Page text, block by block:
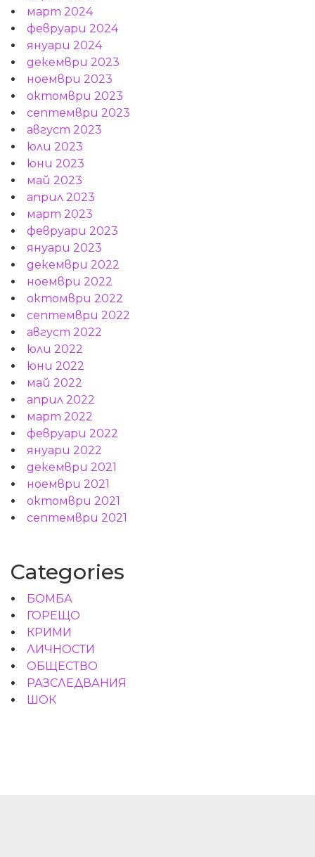
март 2024
февруари 2024
януари 2024
декември 2023
ноември 2023
октомври 2023
септември 2023
август 2023
юли 2023
юни 2023
май 2023
април 2023
март 2023
февруари 2023
януари 2023
декември 2022
ноември 2022
октомври 2022
септември 2022
август 2022
юли 2022
юни 2022
май 2022
април 2022
март 2022
февруари 2022
януари 2022
декември 2021
ноември 2021
октомври 2021
септември 2021
Categories
БОМБА
ГОРЕЩО
КРИМИ
ЛИЧНОСТИ
ОБЩЕСТВО
РАЗСЛЕДВАНИЯ
ШОК